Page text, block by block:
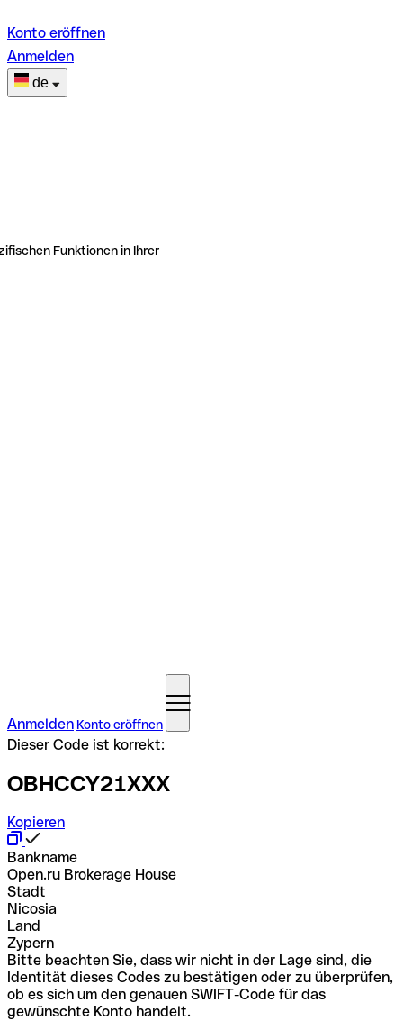
Konto eröffnen
Anmelden
de
Funktionen in Ihrer
Anmelden Konto eröffnen
Dieser Code ist korrekt:
OBHCCY21XXX
Kopieren
Bankname
Open.ru Brokerage House
Stadt
Nicosia
Land
Zypern
Bitte beachten Sie, dass wir nicht in der Lage sind, die
Identität dieses Codes zu bestätigen oder zu überprüfen,
ob es sich um den genauen SWIFT-Code für das
gewünschte Konto handelt.